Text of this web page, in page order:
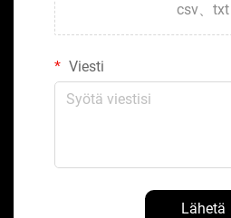
csv、txt
Viesti
Lähetä